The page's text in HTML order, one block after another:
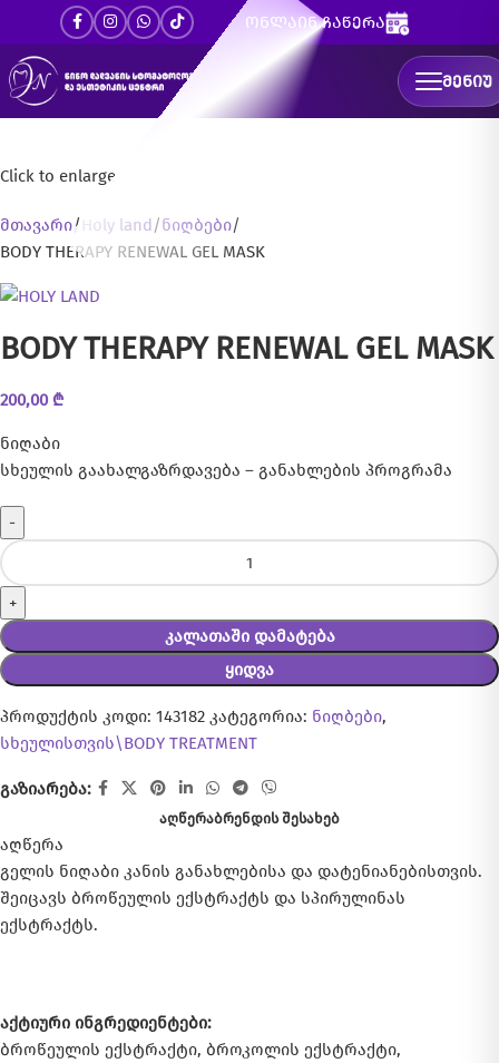
ონლაინ ჩაწერა
ᲛᲔᲜᲘᲣ
Click to enlarge
მთავარი Holy land ნიღბები
BODY THERAPY RENEWAL GEL MASK
BODY THERAPY RENEWAL GEL MASK
200,00₾
ნიღაბი
სხეულის გაახალგაზრდავება – განახლების პროგრამა
Კალათაში Დამატება
Ყიდვა
პროდუქტის კოდი: 143182 კატეგორია: ნიღბები,
სხეულისთვის\BODY TREATMENT
გაზიარება:
ᲐᲦᲬᲔᲠᲐᲑᲠᲔᲜᲓᲘᲡ ᲨᲔᲡᲐᲮᲔᲑ
აღწერა
გელის ნიღაბი კანის განახლებისა და დატენიანებისთვის.
შეიცავს ბროწეულის ექსტრაქტს და სპირულინას
ექსტრაქტს.
აქტიური ინგრედიენტები:
ბროწეულის ექსტრაქტი, ბროკოლის ექსტრაქტი,